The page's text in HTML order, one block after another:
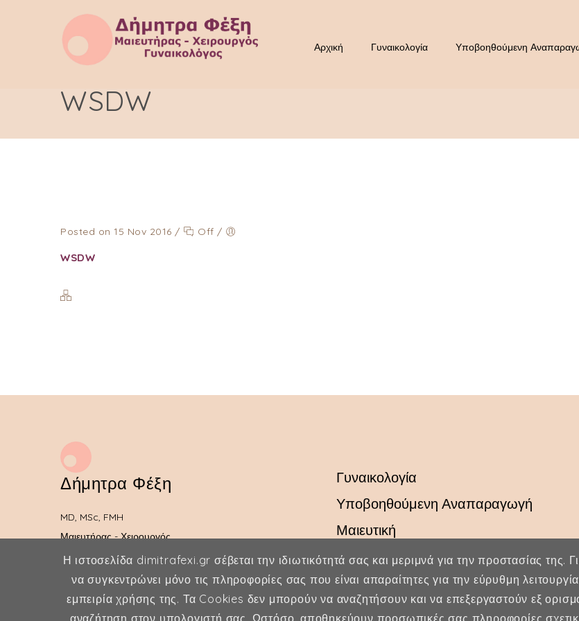
Αρχική Γυναικολογία Υποβοηθούμενη
WSDW
Posted on 15 Nov 2016 / Off /
WSDW
Δήμητρα Φέξη
MD, MSc, FMH
Μαιευτήρας - Χειρουργός
Γυναικολόγος
Μέλος ESHRE, ISA, FMH
Γυναικολογία
Υποβοηθούμενη Αναπαραγωγή
Μαιευτική
Η ιστοσελίδα dimitrafexi.gr σέβεται την ιδιωτικότητά σας και μεριμνά για την προστασίας της.
να συγκεντρώνει μόνο τις πληροφορίες σας που είναι απαραίτητες για την εύρυθμη
εμπειρία χρήσης της. Τα Cookies δεν μπορούν να αναζητήσουν και να επεξεργαστούν εξ